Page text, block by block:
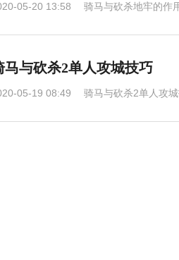
05-20 13:58 骑马与砍杀地牢的作
马与砍杀2单人攻城技巧
05-19 08:49 骑马与砍杀2单人攻